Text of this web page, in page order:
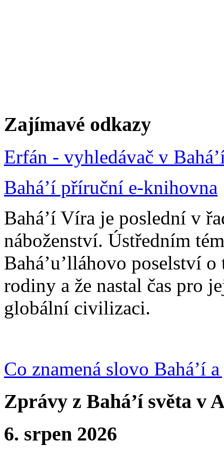
Zajímavé odkazy
Erfán - vyhledávač v
Bahá’í příruční e-knihovna
Bahá’í Víra je poslední v
náboženství. Ústředním
Bahá’u’lláhovo poselství
rodiny a že nastal čas pro
globální civilizaci.
Co znamená slovo Bahá’í
Zprávy z Bahá’í světa v
6. srpen 2026